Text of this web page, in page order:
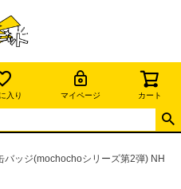
入り マイページ カート
ッジ(mochochoシリーズ第2弾) NH